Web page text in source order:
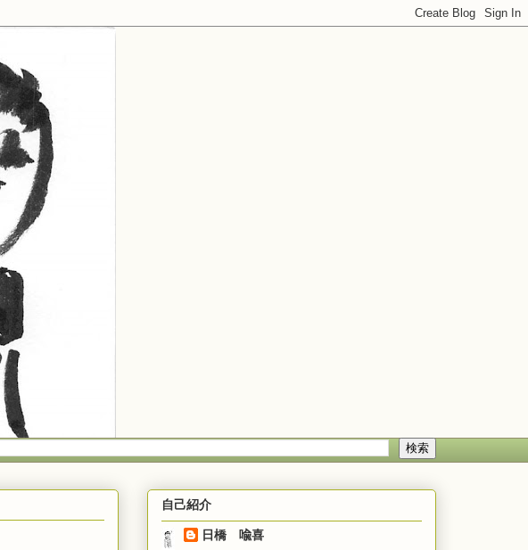
自己紹介
日橋 喩喜